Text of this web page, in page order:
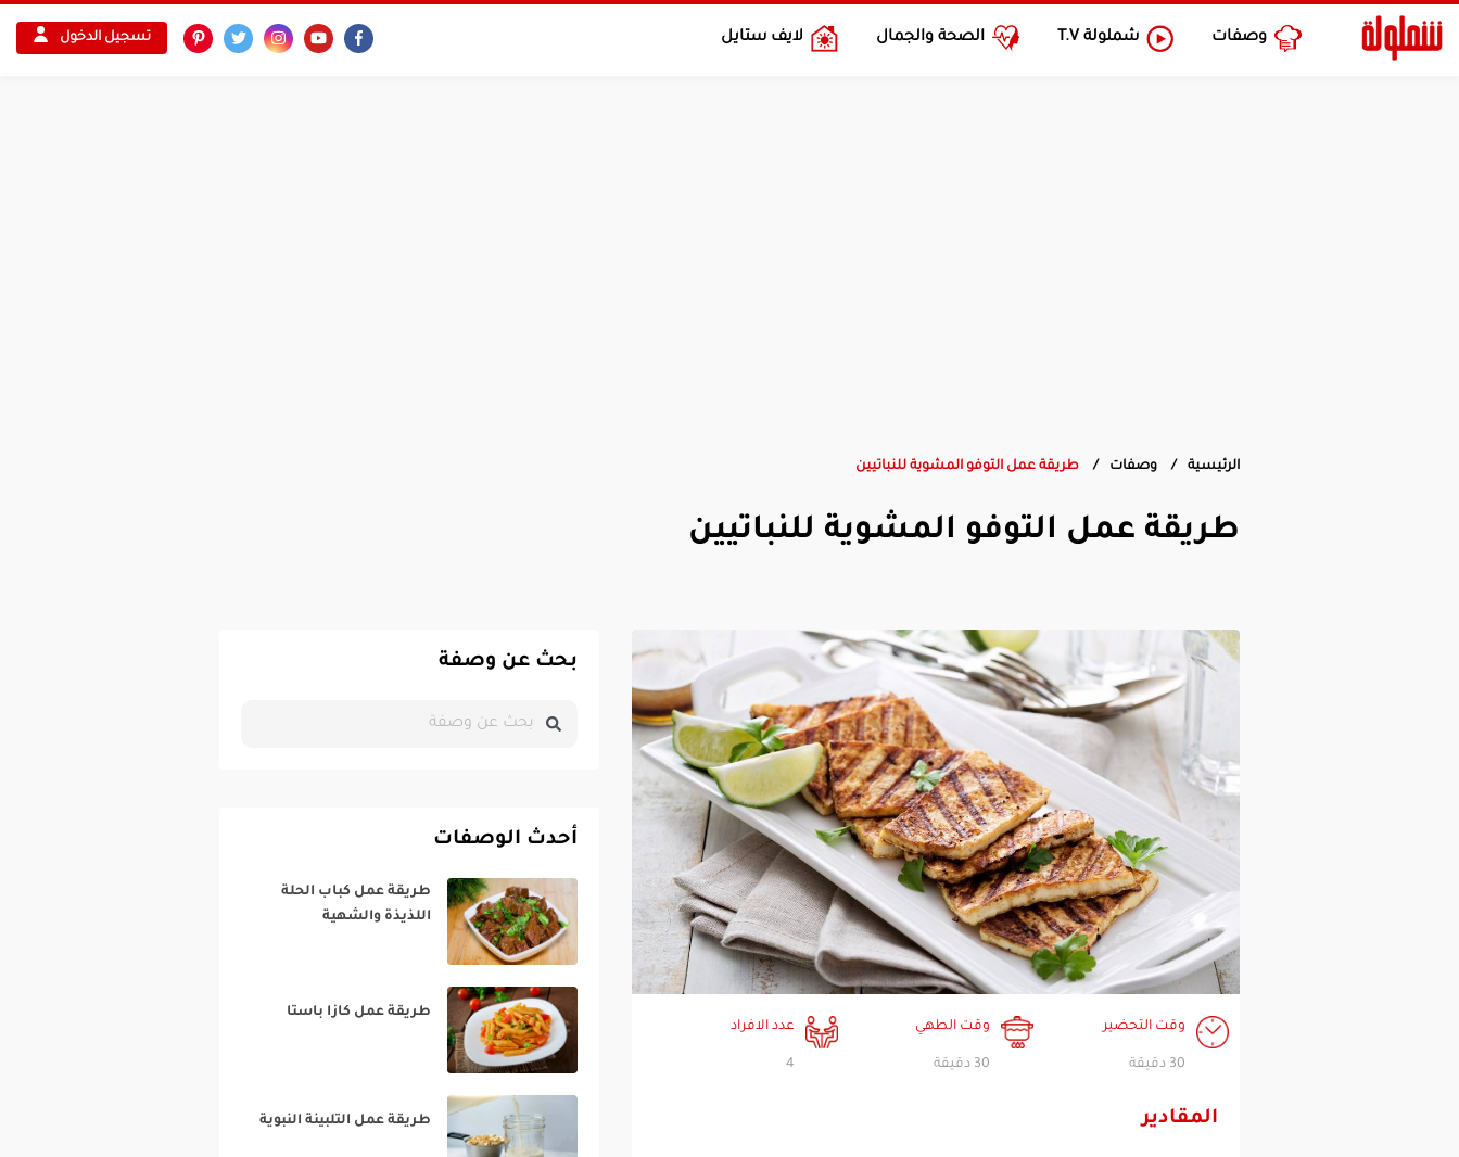
الرئيسية وصفات طريقة عمل التوفو المشوية للنباتيين
طريقة عمل التوفو المشوية للنباتيين
وقت التحضير
30 دقيقة
وقت الطهي
30 دقيقة
عدد الافراد
4
المقادير
بحث عن وصفة
أحدث الوصفات
طريقة عمل كباب الحلة
اللذيذة والشهية‎
طريقة عمل كازا باستا‎
طريقة عمل التلبينة النبوية‎
وصفات شملولة T.V الصحة والجمال لايف ستايل تسجيل الدخول